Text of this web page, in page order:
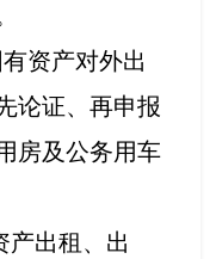
资产对外出
论证、再申报
房及公务用车
产出租、出